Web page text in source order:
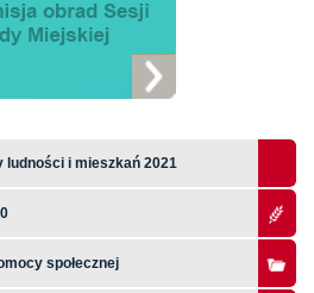
ludności i mieszkań 2021
społecznej